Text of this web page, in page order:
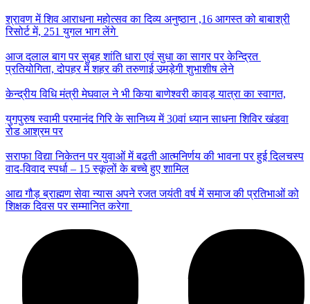
श्रावण में शिव आराधना महोत्सव का दिव्य अनुष्ठान ,16 आगस्त को बाबाश्री
रिसोर्ट में, 251 युगल भाग लेंगे
आज दलाल बाग पर सुबह शांति धारा एवं सुधा का सागर पर केन्द्रित
प्रतियोगिता, दोपहर में शहर की तरुणाई उमड़ेगी शुभाशीष लेने
केन्द्रीय विधि मंत्री मेघवाल ने भी किया बाणेश्वरी कावड़ यात्रा का स्वागत,
युगपुरुष स्वामी परमानंद गिरि के सानिध्य में 30वां ध्यान साधना शिविर खंडवा
रोड आश्रम पर
सराफा विद्या निकेतन पर युवाओं में बढती आत्मनिर्णय की भावना पर हुई दिलचस्प
वाद-विवाद स्पर्धा – 15 स्कूलों के बच्चे हुए शामिल
आद्य गौड़ ब्राह्मण सेवा न्यास अपने रजत जयंती वर्ष में समाज की प्रतिभाओं को
शिक्षक दिवस पर सम्मानित करेगा